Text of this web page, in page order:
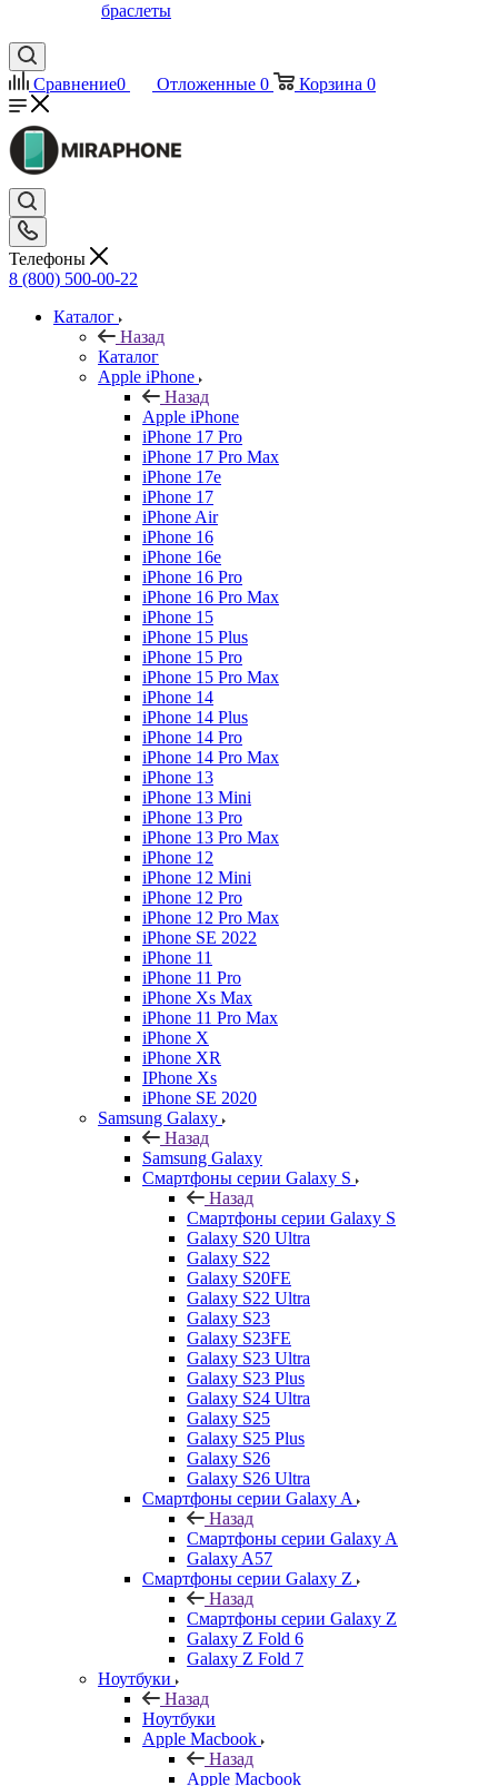
браслеты
Сравнение0 Отложенные 0 Корзина 0
Телефоны
8 (800) 500-00-22
Каталог
Назад
Каталог
Apple iPhone
Назад
Apple iPhone
iPhone 17 Pro
iPhone 17 Pro Max
iPhone 17e
iPhone 17
iPhone Air
iPhone 16
iPhone 16e
iPhone 16 Pro
iPhone 16 Pro Max
iPhone 15
iPhone 15 Plus
iPhone 15 Pro
iPhone 15 Pro Max
iPhone 14
iPhone 14 Plus
iPhone 14 Pro
iPhone 14 Pro Max
iPhone 13
iPhone 13 Mini
iPhone 13 Pro
iPhone 13 Pro Max
iPhone 12
iPhone 12 Mini
iPhone 12 Pro
iPhone 12 Pro Max
iPhone SE 2022
iPhone 11
iPhone 11 Pro
iPhone Xs Max
iPhone 11 Pro Max
iPhone X
iPhone XR
IPhone Xs
iPhone SE 2020
Samsung Galaxy
Назад
Samsung Galaxy
Смартфоны серии Galaxy S
Назад
Смартфоны серии Galaxy S
Galaxy S20 Ultra
Galaxy S22
Galaxy S20FE
Galaxy S22 Ultra
Galaxy S23
Galaxy S23FE
Galaxy S23 Ultra
Galaxy S23 Plus
Galaxy S24 Ultra
Galaxy S25
Galaxy S25 Plus
Galaxy S26
Galaxy S26 Ultra
Смартфоны серии Galaxy A
Назад
Смартфоны серии Galaxy A
Galaxy A57
Смартфоны серии Galaxy Z
Назад
Смартфоны серии Galaxy Z
Galaxy Z Fold 6
Galaxy Z Fold 7
Ноутбуки
Назад
Ноутбуки
Apple Macbook
Назад
Apple Macbook